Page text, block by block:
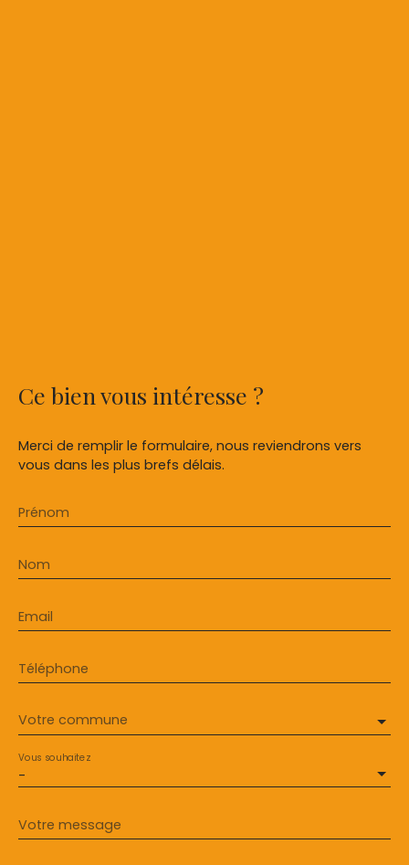
Ce bien vous intéresse ?
Merci de remplir le formulaire, nous reviendrons vers
vous dans les plus brefs délais.
Prénom
Nom
Email
Téléphone
Votre commune
-
Vous souhaitez
Votre message